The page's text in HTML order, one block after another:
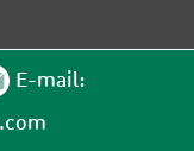
E-mail: